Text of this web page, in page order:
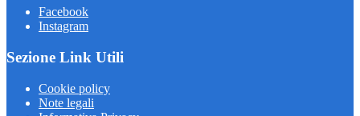
Facebook
Instagram
Sezione Link Utili
Cookie policy
Note legali